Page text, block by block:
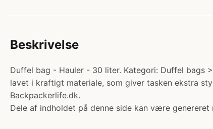
Beskrivelse
Duffel bag - Hauler - 30 liter. Kategori: Duffel bags
lavet i kraftigt materiale, som giver tasken ekstra
Backpackerlife.dk.
Dele af indholdet på denne side kan være